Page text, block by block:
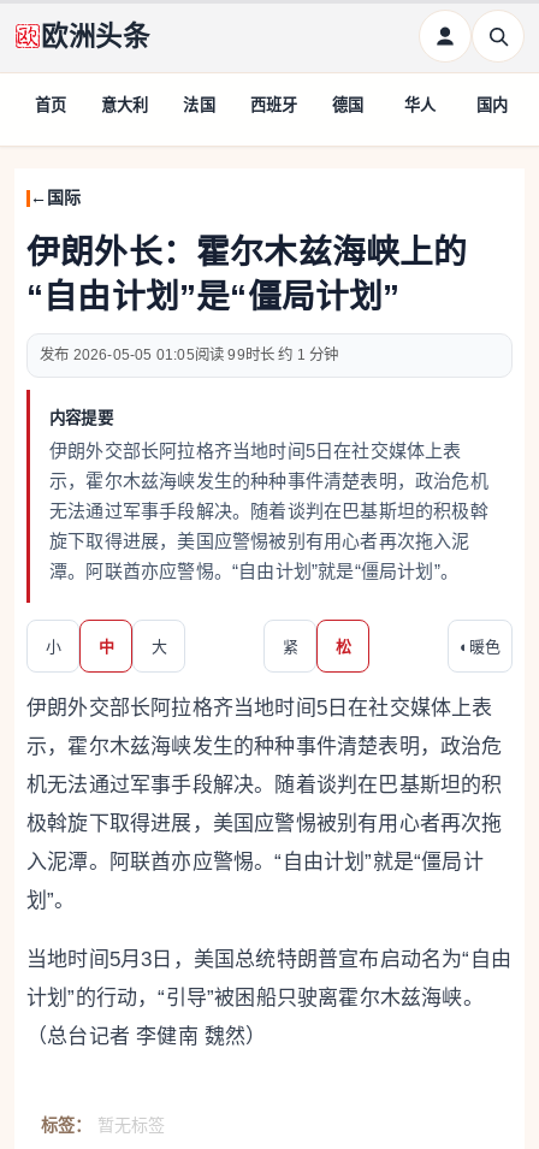
欧洲头条
首页 意大利 法国 西班牙 德国 华人 国内
国际
伊朗外长：霍尔木兹海峡上的
“自由计划”是“僵局计划”
2026-05-05 01:05 99 约 1 分钟
内容提要
伊朗外交部长阿拉格齐当地时间5日在社交媒体上表
示，霍尔木兹海峡发生的种种事件清楚表明，政治危机
无法通过军事手段解决。随着谈判在巴基斯坦的积极斡
旋下取得进展，美国应警惕被别有用心者再次拖入泥
潭。阿联酋亦应警惕。“自由计划”就是“僵局计划”。
小 中 大 紧 松 ◐ 暖色
伊朗外交部长阿拉格齐当地时间5日在社交媒体上表
示，霍尔木兹海峡发生的种种事件清楚表明，政治危
机无法通过军事手段解决。随着谈判在巴基斯坦的积
极斡旋下取得进展，美国应警惕被别有用心者再次拖
入泥潭。阿联酋亦应警惕。“自由计划”就是“僵局计
划”。
当地时间5月3日，美国总统特朗普宣布启动名为“自由
计划”的行动，“引导”被困船只驶离霍尔木兹海峡。
（总台记者 李健南 魏然）
标签： 暂无标签